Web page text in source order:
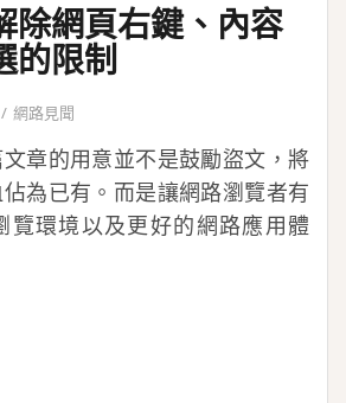
除網頁右鍵、內容
的限制
網路見聞
章的用意並不是鼓勵盜文，將
為已有。而是讓網路瀏覽者有
覽環境以及更好的網路應用體